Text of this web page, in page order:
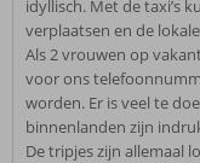
idyllisch. Met de taxi’s
verplaatsen en de
Als 2 vrouwen op
voor ons
worden. Er is veel te
binnenlanden zijn
De tripjes zijn allemaal